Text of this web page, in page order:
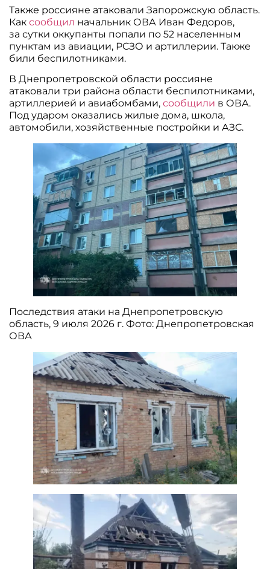
Также россияне атаковали Запорожскую область.
Каксообщил начальник ОВА Иван Федоров,
за сутки оккупанты попали по 52 населенным
пунктам из авиации, РСЗО и артиллерии. Также
били беспилотниками.
В Днепропетровской области россияне
атаковали три района области беспилотниками,
артиллерией и авиабомбами,сообщили в ОВА.
Под ударом оказались жилые дома, школа,
автомобили, хозяйственные постройки и АЗС.
Последствия атаки на Днепропетровскую
область, 9 июля 2026 г. Фото: Днепропетровская
ОВА